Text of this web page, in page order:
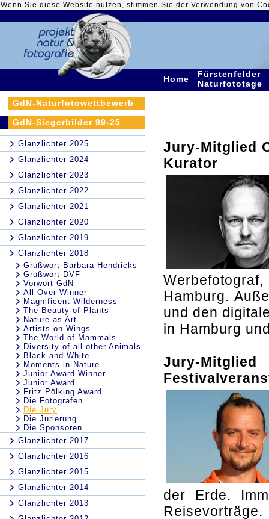
Wenn Sie diese Website nutzen, stimmen Sie der Verwendung von
Home
Fürstenfelder
Naturfototage
GdN-Naturfotowettbewerb
GdN-Siegerbilder 99-25
Glanzlichter 2025
Glanzlichter 2024
Glanzlichter 2023
Glanzlichter 2022
Glanzlichter 2021
Glanzlichter 2020
Glanzlichter 2019
Glanzlichter 2018
Grußwort Barbara Hendricks
Grußwort DVF
Vorwort GdN
All Over Winner
Magnificent Wilderness
The Beauty of Plants
Nature as Art
Artists on Wings
The World of Mammals
Diversity of all other Animals
Black and White
Moments in Nature
Junior Award Winner
Junior Award
Fritz Pölking Award
Die Fotografen
Die Jury
Die Jurierung
Die Sponsoren
Glanzlichter 2017
Glanzlichter 2016
Glanzlichter 2015
Glanzlichter 2014
Glanzlichter 2013
Jury-Mitglied
Kurator
Hamburg.
und den
in Hamburg
Jury-
der Erde.